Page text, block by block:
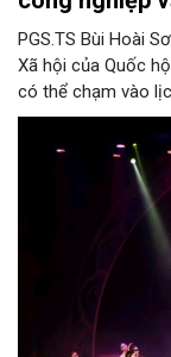
PGS.TS Bùi Hoài
Xã hội của Quốc
có thể chạm vào
hồ, nếp nhà, câu
thể kể một câu
Nhưng trong kỷ
bao nhiêu di sản,
ức, mà là làm thế
phát triển, thành
thành năng lực